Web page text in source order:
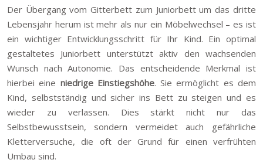
Der Übergang vom Gitterbett zum Juniorbett um das dritte
Lebensjahr herum ist mehr als nur ein Möbelwechsel – es ist
ein wichtiger Entwicklungsschritt für Ihr Kind. Ein optimal
gestaltetes Juniorbett unterstützt aktiv den wachsenden
Wunsch nach Autonomie. Das entscheidende Merkmal ist
hierbei eine niedrige Einstiegshöhe. Sie ermöglicht es dem
Kind, selbstständig und sicher ins Bett zu steigen und es
wieder zu verlassen. Dies stärkt nicht nur das
Selbstbewusstsein, sondern vermeidet auch gefährliche
Kletterversuche, die oft der Grund für einen verfrühten
Umbau sind.